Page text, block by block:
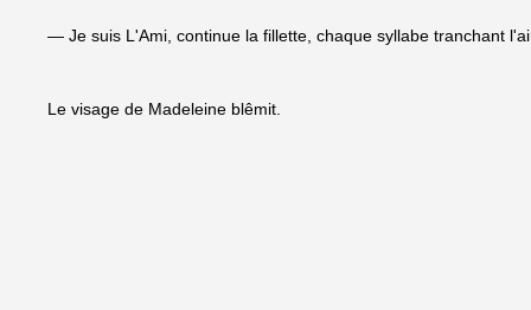
— Je suis L'Ami, continue la fillette, chaque syllabe tranchant
Le visage de Madeleine blêmit.